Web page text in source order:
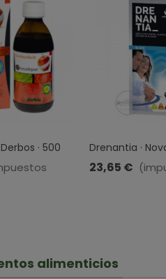
· 500
Drenantia ·
500ml.
23,65 €
alimenticios